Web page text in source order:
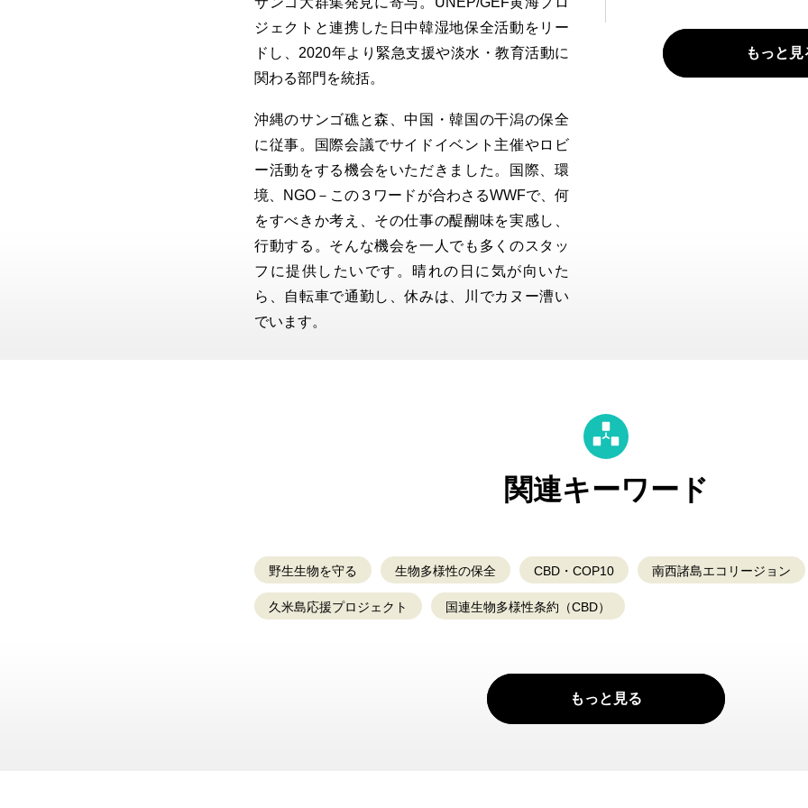
ジェクトと連携した日中韓湿地保全活動をリー
ドし、2020年より緊急支援や淡水・教育活動に
関わる部門を統括。
沖縄のサンゴ礁と森、中国・韓国の干潟の保全
に従事。国際会議でサイドイベント主催やロビ
ー活動をする機会をいただきました。国際、環
境、NGO－この３ワードが合わさるWWFで、何
をすべきか考え、その仕事の醍醐味を実感し、
行動する。そんな機会を一人でも多くのスタッ
フに提供したいです。晴れの日に気が向いた
ら、自転車で通勤し、休みは、川でカヌー漕い
でいます。
もっと見
関連キーワード
野生生物を守る 生物多様性の保全 CBD・COP10 南西諸島エコリージョン
久米島応援プロジェクト 国連生物多様性条約（CBD）
もっと見る